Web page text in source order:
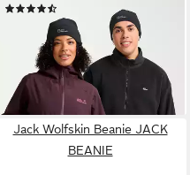
UVP20,00 €
lieferbar - in 6-8 Werktagen bei dir
Jack Wolfskin Beanie JACK
BEANIE